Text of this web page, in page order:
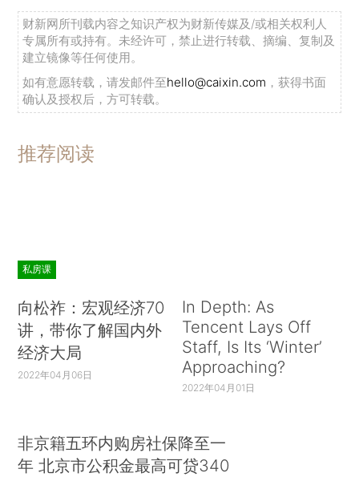
财新网所刊载内容之知识产权为财新传媒及/或相关权利人
专属所有或持有。未经许可，禁止进行转载、摘编、复制及
建立镜像等任何使用。
如有意愿转载，请发邮件至hello@caixin.com ，获得书面
确认及授权后，方可转载。
推荐阅读
私房课
向松祚：宏观经济70
讲，带你了解国内外
经济大局
2022年04月06日
In Depth: As
Tencent Lays Off
Staff, Is Its ‘Winter’
Approaching?
2022年04月01日
非京籍五环内购房社保降至一
年 北京市公积金最高可贷340